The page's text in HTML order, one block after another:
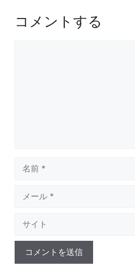
コメントする
ト